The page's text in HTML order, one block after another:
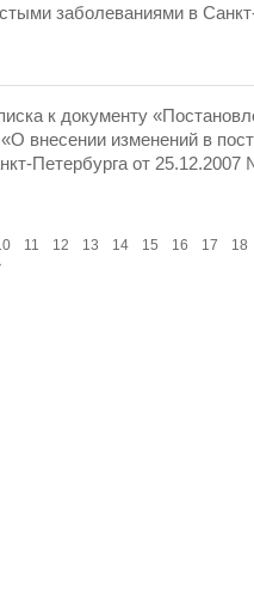
заболеваниями в
к документу
внесении изменений в
Петербурга от 25.12.2007
11 12 13 14 15 16 17
18